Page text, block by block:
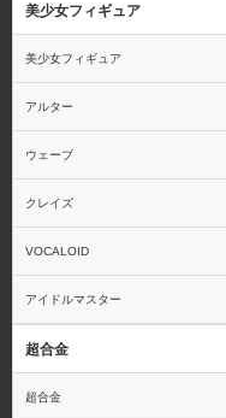
スカイチューブ
ディ・モールト ベネ
美少女フィギュア
美少女フィギュア
アルター
ウェーブ
クレイズ
VOCALOID
アイドルマスター
超合金
超合金